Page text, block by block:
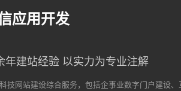
应用开发
年建站经验 以实力为专业注解
技网站建设综合服务，包括企事业数字门户建设、